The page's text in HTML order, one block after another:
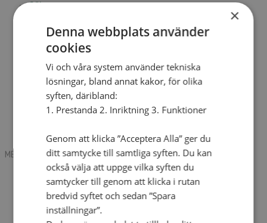
Sök
Mobile box
Kontakt
Tidning
Annonsera
Hitta församling
Press
SAU
Kalender
Sommargårdar
MENU
MENU
Search mobile
English
Hej! Vad söker du?
Kontakt
Kalender
×
Denna webbplats använder
cookies
Vi och våra system använder tekniska
lösningar, bland annat kakor, för olika
syften, däribland:
1. Prestanda 2. Inriktning 3. Funktioner
Genom att klicka ”Acceptera Alla” ger du
ditt samtycke till samtliga syften. Du kan
också välja att uppge vilka syften du
samtycker till genom att klicka i rutan
bredvid syftet och sedan ”Spara
inställningar”.